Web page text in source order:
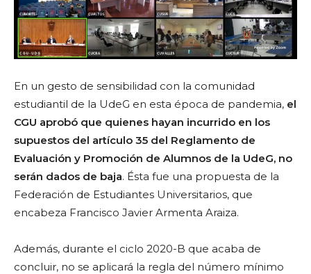
En un gesto de sensibilidad con la comunidad
estudiantil de la UdeG en esta época de pandemia, el
CGU aprobó que quienes hayan incurrido en los
supuestos del artículo 35 del Reglamento de
Evaluación y Promoción de Alumnos de la UdeG, no
serán dados de baja. Ésta fue una propuesta de la
Federación de Estudiantes Universitarios, que
encabeza Francisco Javier Armenta Araiza.
Además, durante el ciclo 2020-B que acaba de
concluir, no se aplicará la regla del número mínimo